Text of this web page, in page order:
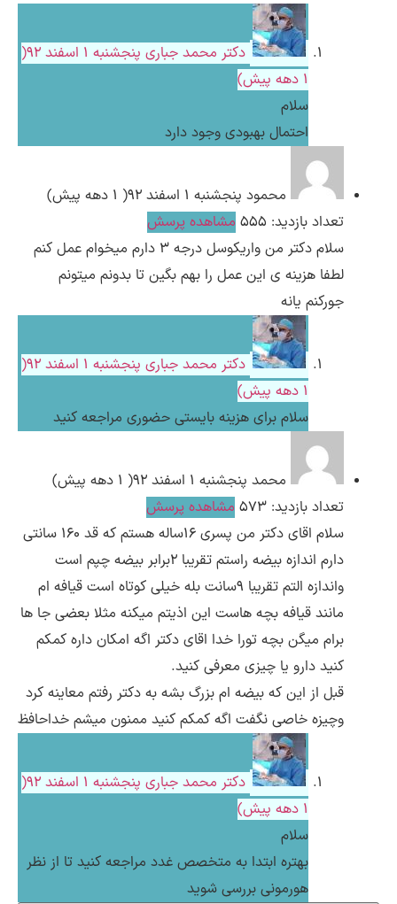
دکتر محمد جباری
پنجشنبه ۱ اسفند ۹۲(
1 دهه پیش)
سلام
احتمال بهبودی وجود دارد
محمود پنجشنبه ۱ اسفند ۹۲( 1 دهه پیش)
تعداد بازدید: 555
مشاهده پرسش
سلام دکتر من واریکوسل درجه 3 دارم میخوام عمل کنم
لطفا هزینه ی این عمل را بهم بگین تا بدونم میتونم
جورکنم یانه
دکتر محمد جباری
پنجشنبه ۱ اسفند ۹۲(
1 دهه پیش)
سلام برای هزینه بایستی حضوری مراجعه کنید
محمد پنجشنبه ۱ اسفند ۹۲( 1 دهه پیش)
تعداد بازدید: 573
مشاهده پرسش
سلام اقای دکتر من پسری 16ساله هستم که قد 160 سانتی
دارم اندازه بیضه راستم تقریبا 2برابر بیضه چپم است
واندازه التم تقریبا 9سانت بله خیلی کوتاه است قیافه ام
مانند قیافه بچه هاست این اذیتم میکنه مثلا بعضی جا ها
برام میگن بچه تورا خدا اقای دکتر اگه امکان داره کمکم
کنید دارو یا چیزی معرفی کنید.
قبل از این که بیضه ام بزرگ بشه به دکتر رفتم معاینه کرد
وچیزه خاصی نگفت اگه کمکم کنید ممنون میشم خداحافظ
دکتر محمد جباری
پنجشنبه ۱ اسفند ۹۲(
1 دهه پیش)
سلام
بهتره ابتدا به متخصص غدد مراجعه کنید تا از نظر
هورمونی بررسی شوید